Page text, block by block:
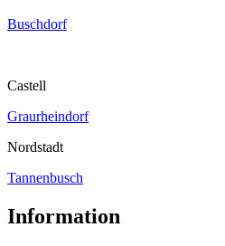
Buschdorf
Castell
Graurheindorf
Nordstadt
Tannenbusch
Information